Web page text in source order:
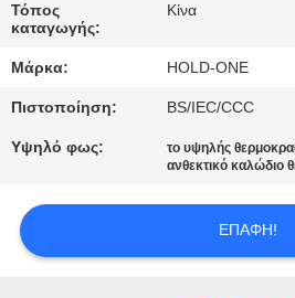
ΜΑΣ
ΕΛΆΤΕ
ΕΠΑΦΉ
ΜΕ
ΕΙΔΉΣΕΙΣ
Τόπος
καταγωγής:
Κίνα
Μάρκα: HOLD-ONE
Πιστοποίηση: BS/IEC/CCC
Υψηλό φως: το υψηλής
ανθεκτικό καλώδιο
ΕΠΑΦΉ!